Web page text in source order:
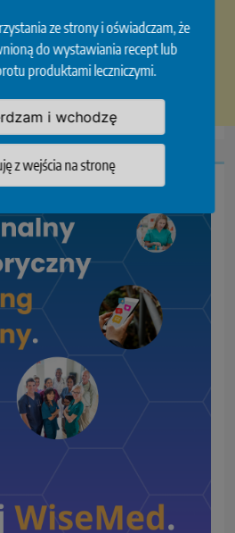
ze strony i oświadczam, że
do wystawiania recept lub
produktami leczniczymi.
i wchodzę
z wejścia na stronę